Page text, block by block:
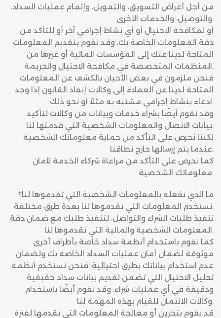
من أجل أغراض التسويق، والتمويل، وإتمام عمليات السداد،
والتوصيل، والخدمات الأخرى.
أو لمكافحة الاحتيال أو أي نشاط إجرامي آخر أو للتأكد من
دقة المعلومات الخاصة بك، وقد نقوم بتقديم المعلومات
المتاحة لدينا عنك إلى المؤسسات المالية أو غيرها من
المنظمات المتخصصة في مكافحة الاحتيال والجريمة.
فنحن ملزمون في بعض الأحيان بالكشف عن المعلومات
المتاحة لدينا عن العملاء إلى وكالات إنفاذ القانون إذا وجد
ادعاء بنشاط إجرامي مشتبه به مثلاً أو نحو ذلك.
وقد نقوم أيضًا بشراء خدمات وبيانات من وكالات لتأكيد
بيانات الاتصال والمعلومات الشخصية التي قدمتها لنا.
لكننا نحرص على التأكد من حماية معلوماتك الشخصية
عندما يتم إرسالها خارج نطاقنا.
كما نحرص على التأكد من مراعاة شركاء الخدمة لأمان
معلوماتك الشخصية.
ما الذي نفعله بالمعلومات الشخصية التي تقدموها لنا؟
نستخدم المعلومات التي تقدموها لنا بعدة طرق مختلفة:
تنفيذ طلبات الشراء والتواصل، لتنفيذ طلبك مع ضمان دقة
المعلومات الشخصية والمالية التي تقدموها لنا.
كما نقوم باستخدام أنظمة سداد خاصة بأطراف أخرى
موثوقة لضمان أمان عمليات السداد الخاصة بك ولضمان
عدم استخدام بياناتك بطرق احتيالية. فنحن نستخدم أنظمة
تحليل الاحتيال التي تضمن تقديم بيانات سداد حقيقية
ودقيقة في أي عمليات شراء، وقد نقوم أيضًا باستخدام
وكالات الائتمان للقيام بهذه المهمة لنا.
قد نقوم بتخزين أو معالجة المعلومات التي تقدمها لفترة